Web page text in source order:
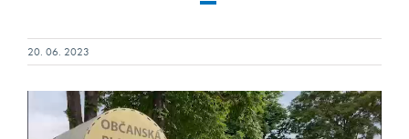
TECHNOLOGY
JOIN OUR TEAM
20. 06. 2023
Player